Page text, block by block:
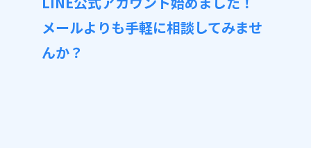
メールよりも手軽に相談してみませ
んか？